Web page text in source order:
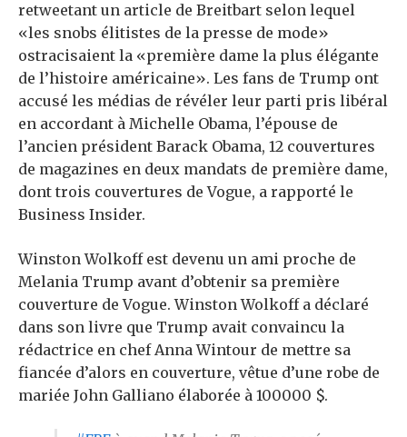
retweetant un article de Breitbart selon lequel
«les snobs élitistes de la presse de mode»
ostracisaient la «première dame la plus élégante
de l’histoire américaine». Les fans de Trump ont
accusé les médias de révéler leur parti pris libéral
en accordant à Michelle Obama, l’épouse de
l’ancien président Barack Obama, 12 couvertures
de magazines en deux mandats de première dame,
dont trois couvertures de Vogue, a rapporté le
Business Insider.
Winston Wolkoff est devenu un ami proche de
Melania Trump avant d’obtenir sa première
couverture de Vogue. Winston Wolkoff a déclaré
dans son livre que Trump avait convaincu la
rédactrice en chef Anna Wintour de mettre sa
fiancée d’alors en couverture, vêtue d’une robe de
mariée John Galliano élaborée à 100000 $.